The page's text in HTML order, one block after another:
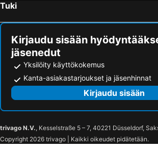
Tuki
Kirjaudu sisään
jäsenedut
Yksilöity käyttökokemus
Kanta-asiakastarjoukset ja jäsenhinnat
Kirjaudu sisään
trivago N.V., Kesselstraße 5 – 7, 40221 Düsseldorf,
Copyright 2026 trivago | Kaikki oikeudet pidätetään.